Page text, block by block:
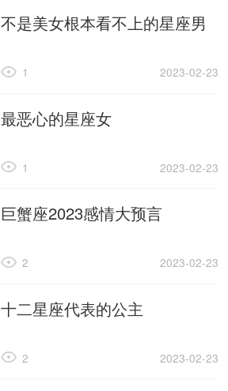
不是美女根本看不上的星座男
2023-02-23
1
最恶心的星座女
2023-02-23
1
巨蟹座2023感情大预言
2023-02-23
2
十二星座代表的公主
2023-02-23
2